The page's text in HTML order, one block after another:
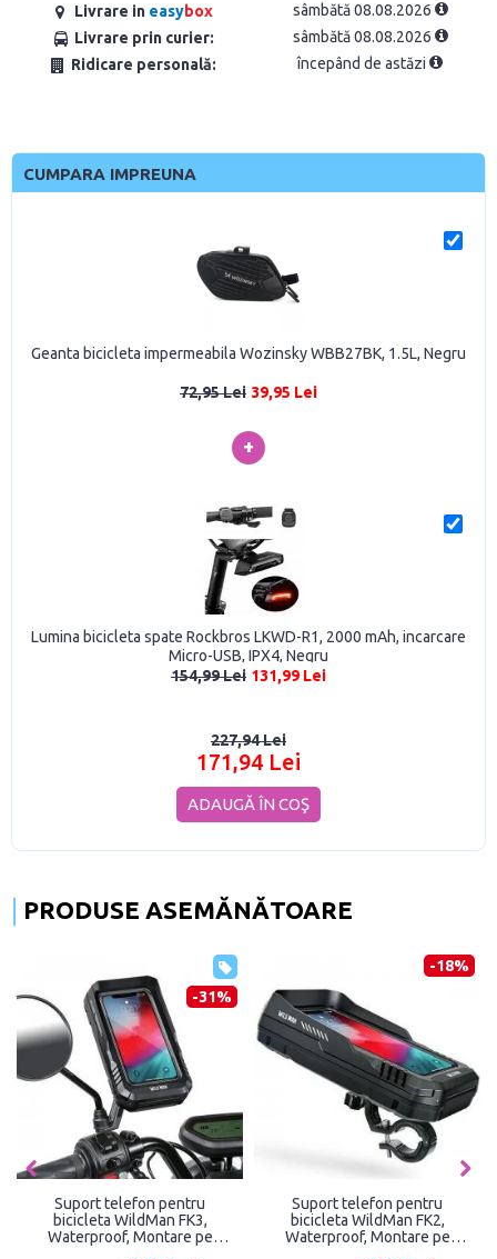
Livrare in easybox
sâmbătă 08.08.2026
Livrare prin curier:
sâmbătă 08.08.2026
Ridicare personală:
începând de astăzi
CUMPARA IMPREUNA
Geanta bicicleta impermeabila Wozinsky WBB27BK, 1.5L, Negru
72,95 Lei 39,95 Lei
+
Lumina bicicleta spate Rockbros LKWD-R1, 2000 mAh, incarcare
Micro-USB, IPX4, Negru
154,99 Lei 131,99 Lei
227,94 Lei
171,94 Lei
ADAUGĂ ÎN COŞ
PRODUSE ASEMĂNĂTOARE
-32%
Geanta pentru bicicleta
WildMan XT5, Waterproof,
Montare pe cadru, 1.2L, 258 x
-32%
Geanta pentru bicicleta
WildMan X3, Waterproof,
Montare pe ghidon, 0.5L,